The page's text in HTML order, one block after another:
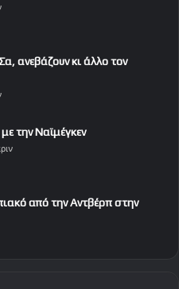
ανεβάζουν κι άλλο τον
την Ναϊμέγκεν
από την Αντβέρπ στην